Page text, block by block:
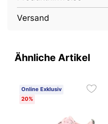
Versand
Ähnliche Artikel
Online Exklusiv
20%